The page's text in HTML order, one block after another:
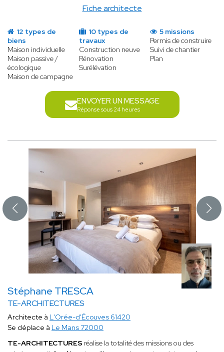
Fiche architecte
12 types de
biens
Maison individuelle
Maison passive /
écologique
Maison de campagne
10 types de
travaux
Construction neuve
Rénovation
Surélévation
5 missions
Permis de construire
Suivi de chantier
Plan
ENVOYER UN MESSAGE
Réponse sous 24 heures
Stéphane TRESCA
TE-ARCHITECTURES
Architecte à L'Orée-d'Écouves 61420
Se déplace à Le Mans 72000
TE-ARCHITECTURES réalise la totalité des missions ou des